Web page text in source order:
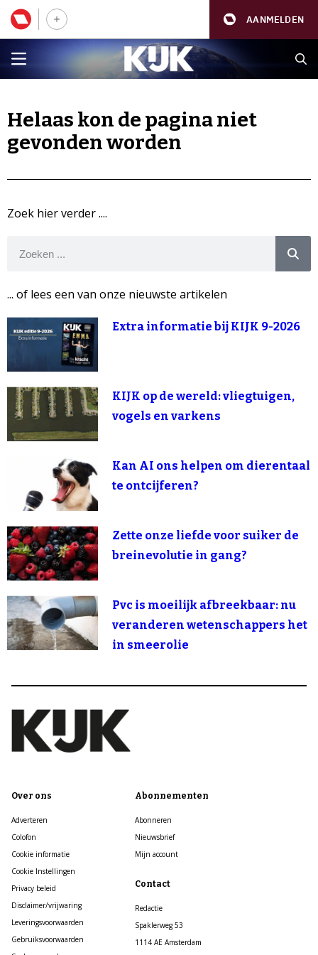
AANMELDEN
Helaas kon de pagina niet
gevonden worden
Zoek hier verder ....
... of lees een van onze nieuwste artikelen
Extra informatie bij KIJK 9-2026
KIJK op de wereld: vliegtuigen,
vogels en varkens
Kan AI ons helpen om dierentaal
te ontcijferen?
Zette onze liefde voor suiker de
breinevolutie in gang?
Pvc is moeilijk afbreekbaar: nu
veranderen wetenschappers het
in smeerolie
Over ons
Adverteren
Colofon
Cookie informatie
Cookie Instellingen
Privacy beleid
Disclaimer/vrijwaring
Leveringsvoorwaarden
Gebruiksvoorwaarden
Abonnementen
Abonneren
Nieuwsbrief
Mijn account
Contact
Redactie
Spaklerweg 53
1114 AE Amsterdam